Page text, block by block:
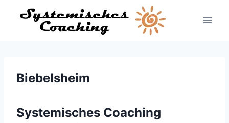
Inhalt
Biebelsheim
Systemisches Coaching